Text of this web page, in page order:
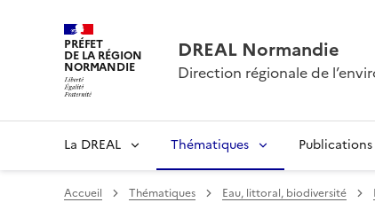
PRÉFET
DE LA RÉGION
NORMANDIE
DREAL Normandie
Direction régionale de
La DREAL Thématiques Publications
Accueil Thématiques Eau, littoral, biodiversité